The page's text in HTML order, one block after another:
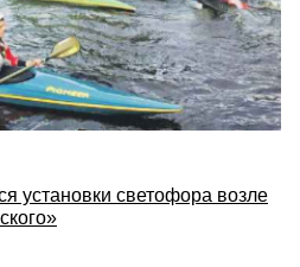
установки светофора возле